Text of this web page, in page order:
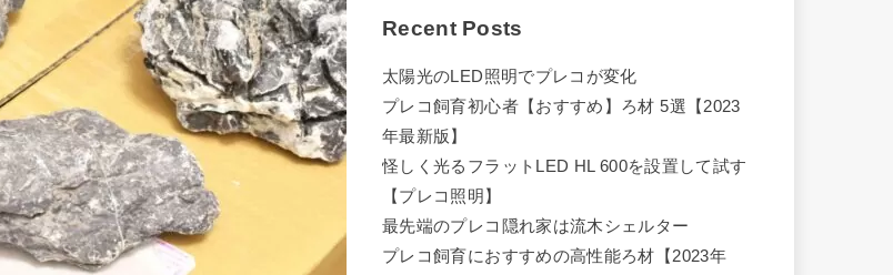
Recent Posts
太陽光のLED照明でプレコが変化
プレコ飼育初心者【おすすめ】ろ材 5選【2023
年最新版】
怪しく光るフラットLED HL 600を設置して試す
【プレコ照明】
最先端のプレコ隠れ家は流木シェルター
プレコ飼育におすすめの高性能ろ材【2023年